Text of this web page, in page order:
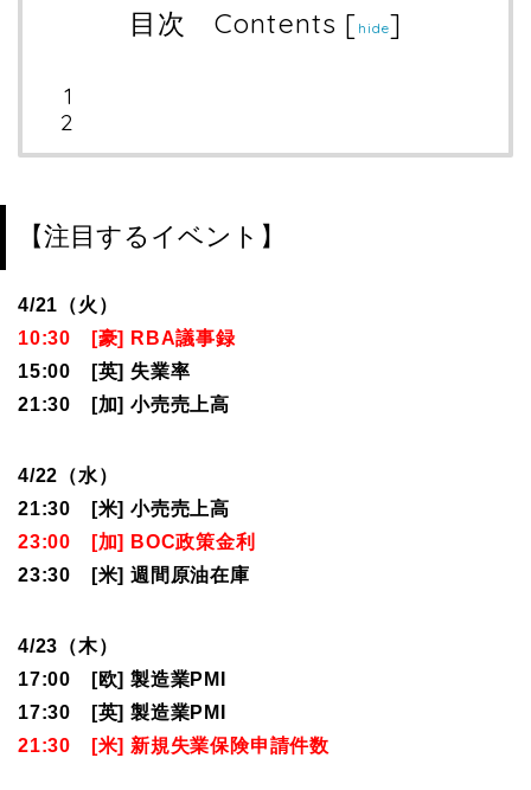
目次 Contents [ hide]
【注目するイベント】
4/21（火）
10:30 [豪] RBA議事録
15:00 [英] 失業率
21:30 [加] 小売売上高
4/22（水）
21:30 [米] 小売売上高
23:00 [加] BOC政策金利
23:30 [米] 週間原油在庫
4/23（木）
17:00 [欧] 製造業PMI
17:30 [英] 製造業PMI
21:30 [米] 新規失業保険申請件数